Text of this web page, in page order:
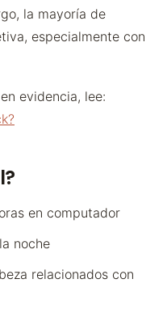
la mayoría de
especialmente con
evidencia, lee:
en computador
noche
relacionados con